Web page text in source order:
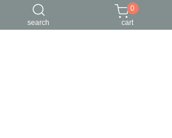
search
0
cart